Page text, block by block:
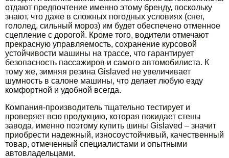
отдают предпочтение именно этому бренду, поскольку
знают, что даже в сложных погодных условиях (снег,
гололед, сильный мороз) им будет обеспечено отменное
сцепление с дорогой. Кроме того, водители отмечают
прекрасную управляемость, сохранение курсовой
устойчивости машины на трассе, что гарантирует
безопасность пассажиров и самого автомобилиста. К
тому же, зимняя резина Gislaved не увеличивает
шумность в салоне машины, что делает любую езду
комфортной и удобной всегда.
Компания-производитель тщательно тестирует и
проверяет всю продукцию, которая покидает стены
завода, именно поэтому купить шины Gislaved – значит
приобрести надежный, износоустойчивый, качественный
товар, отмеченный специалистами и опытными
автовладельцами.